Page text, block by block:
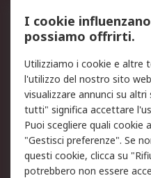
Legale
Informativa Cookie
Email Security
Condizioni di vendita
Etica e responsabilità
I cookie
possiamo offrirti.
Utilizziamo i cookie e altre
l'utilizzo del nostro sito
visualizzare annunci su
tutti" significa accettare
Puoi scegliere quali cookie
"Gestisci preferenze". Se
questi cookie, clicca su
potrebbero non essere